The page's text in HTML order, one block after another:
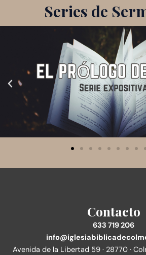
Series de
Contacto
633 719 206
Avenida de la Libertad 59 · 28770 ·